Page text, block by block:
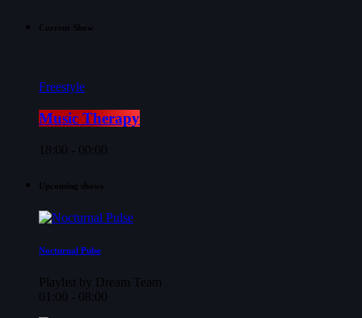
Current Show
Freestyle
Music Therapy
18:00 - 00:00
Upcoming shows
Nocturnal Pulse
Playlist by Dream Team
01:00 - 08:00